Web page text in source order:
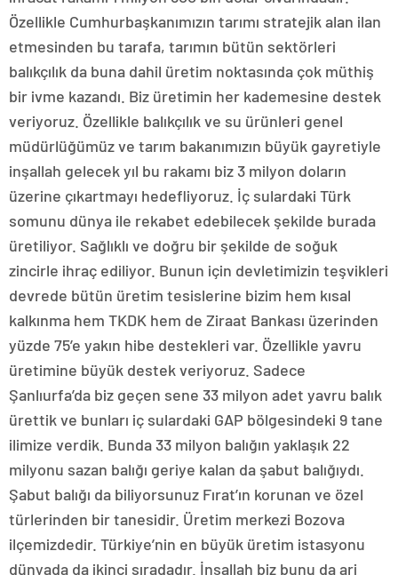
Özellikle Cumhurbaşkanımızın tarımı stratejik alan ilan
etmesinden bu tarafa, tarımın bütün sektörleri
balıkçılık da buna dahil üretim noktasında çok müthiş
bir ivme kazandı. Biz üretimin her kademesine destek
veriyoruz. Özellikle balıkçılık ve su ürünleri genel
müdürlüğümüz ve tarım bakanımızın büyük gayretiyle
inşallah gelecek yıl bu rakamı biz 3 milyon doların
üzerine çıkartmayı hedefliyoruz. İç sulardaki Türk
somunu dünya ile rekabet edebilecek şekilde burada
üretiliyor. Sağlıklı ve doğru bir şekilde de soğuk
zincirle ihraç ediliyor. Bunun için devletimizin teşvikleri
devrede bütün üretim tesislerine bizim hem kısal
kalkınma hem TKDK hem de Ziraat Bankası üzerinden
yüzde 75’e yakın hibe destekleri var. Özellikle yavru
üretimine büyük destek veriyoruz. Sadece
Şanlıurfa’da biz geçen sene 33 milyon adet yavru balık
ürettik ve bunları iç sulardaki GAP bölgesindeki 9 tane
ilimize verdik. Bunda 33 milyon balığın yaklaşık 22
milyonu sazan balığı geriye kalan da şabut balığıydı.
Şabut balığı da biliyorsunuz Fırat’ın korunan ve özel
türlerinden bir tanesidir. Üretim merkezi Bozova
ilçemizdedir. Türkiye’nin en büyük üretim istasyonu
dünyada da ikinci sıradadır. İnşallah biz bunu da ari